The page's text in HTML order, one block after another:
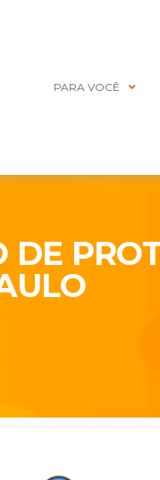
PARA VOCÊ
DE